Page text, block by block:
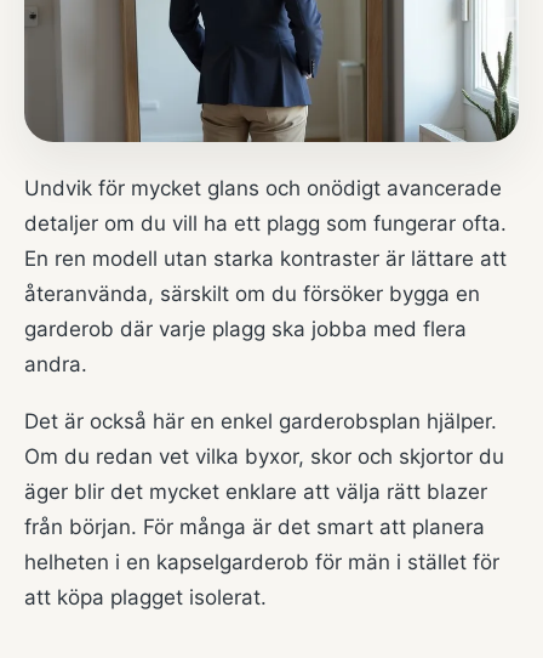
Undvik för mycket glans och onödigt avancerade
detaljer om du vill ha ett plagg som fungerar ofta.
En ren modell utan starka kontraster är lättare att
återanvända, särskilt om du försöker bygga en
garderob där varje plagg ska jobba med flera
andra.
Det är också här en enkel garderobsplan hjälper.
Om du redan vet vilka byxor, skor och skjortor du
äger blir det mycket enklare att välja rätt blazer
från början. För många är det smart att planera
helheten i en kapselgarderob för män i stället för
att köpa plagget isolerat.